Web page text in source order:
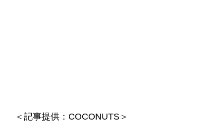
＜記事提供：COCONUTS＞